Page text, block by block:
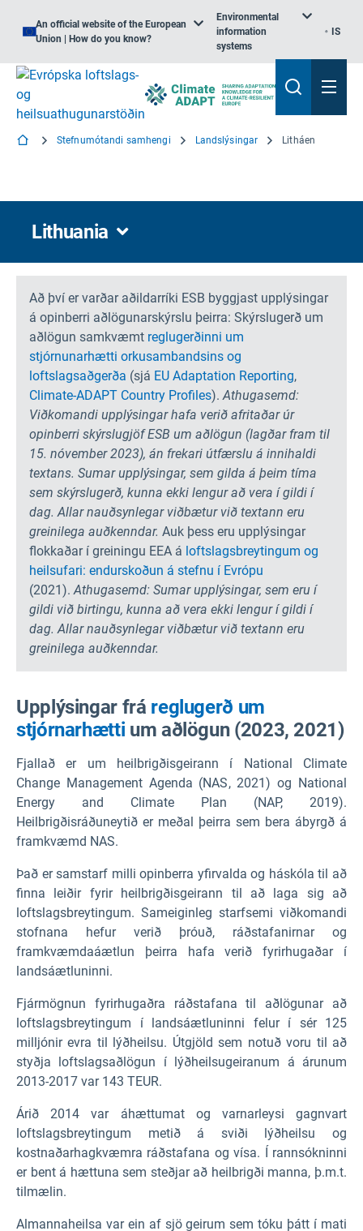
An official website of the European
Union | How do you know?
Environmental
information
systems
IS
Stefnumótandi samhengi Landslýsingar Litháen
Lithuania
Að því er varðar aðildarríki ESB byggjast upplýsingar
á opinberri aðlögunarskýrslu þeirra: Skýrslugerð um
aðlögun samkvæmt reglugerðinni um
stjórnunarhætti orkusambandsins og
loftslagsaðgerða (sjá EU Adaptation Reporting,
Climate-ADAPT Country Profiles).Athugasemd:
Viðkomandi upplýsingar hafa verið afritaðar úr
opinberri skýrslugjöf ESB um aðlögun (lagðar fram til
15. nóvember 2023), án frekari útfærslu á innihaldi
textans. Sumar upplýsingar, sem gilda á þeim tíma
sem skýrslugerð, kunna ekki lengur að vera í gildi í
dag. Allar nauðsynlegar viðbætur við textann eru
greinilega auðkenndar. Auk þess eru upplýsingar
flokkaðar í greiningu EEA á loftslagsbreytingum og
heilsufari: endurskoðun á stefnu í Evrópu
(2021).Athugasemd: Sumar upplýsingar, sem eru í
gildi við birtingu, kunna að vera ekki lengur í gildi í
dag. Allar nauðsynlegar viðbætur við textann eru
greinilega auðkenndar.
Upplýsingar frá reglugerð um
stjórnarhætti um aðlögun (2023, 2021)
Fjallað er um heilbrigðisgeirann í National Climate
Change Management Agenda (NAS, 2021) og National
Energy and Climate Plan (NAP, 2019).
Heilbrigðisráðuneytið er meðal þeirra sem bera ábyrgð á
framkvæmd NAS.
Það er samstarf milli opinberra yfirvalda og háskóla til að
finna leiðir fyrir heilbrigðisgeirann til að laga sig að
loftslagsbreytingum. Sameiginleg starfsemi viðkomandi
stofnana hefur verið þróuð, ráðstafanirnar og
framkvæmdaáætlun þeirra hafa verið fyrirhugaðar í
landsáætluninni.
Fjármögnun fyrirhugaðra ráðstafana til aðlögunar að
loftslagsbreytingum í landsáætluninni felur í sér 125
milljónir evra til lýðheilsu. Útgjöld sem notuð voru til að
styðja loftslagsaðlögun í lýðheilsugeiranum á árunum
2013-2017 var 143 TEUR.
Árið 2014 var áhættumat og varnarleysi gagnvart
loftslagsbreytingum metið á sviði lýðheilsu og
kostnaðarhagkvæmra ráðstafana og vísa. Í rannsókninni
er bent á hættuna sem steðjar að heilbrigði manna, þ.m.t.
tilmælin.
Almannaheilsa var ein af sjö geirum sem tóku þátt í mati